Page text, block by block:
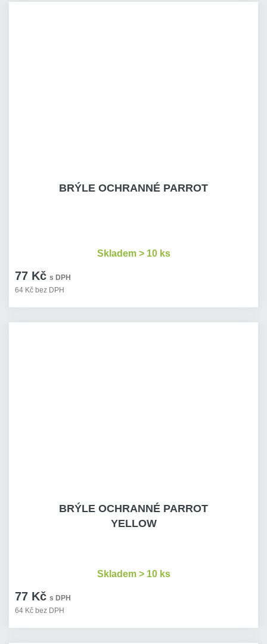
BRÝLE OCHRANNÉ PARROT
77 Kč s DPH
64 Kč bez DPH
Skladem > 10 ks
BRÝLE OCHRANNÉ PARROT
YELLOW
77 Kč s DPH
64 Kč bez DPH
Skladem > 10 ks